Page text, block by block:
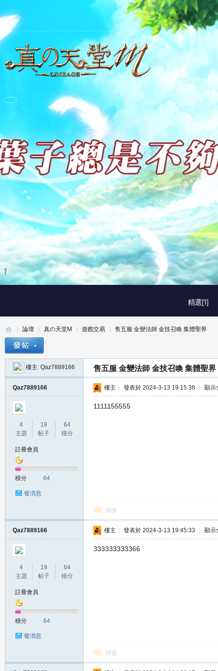
精選[1]
2 / 3
堂
»
論壇
›
真の天堂M
›
遊戲交易
›
售五服 金變法師 金技召喚 集體聖界
樓主: Qaz7889166 售五服 金變法師 金技召喚 集體聖界
Qaz7889166
4
主題
19
帖子
64
積分
註冊會員
積分 64
發消息
樓主 發表於 2024-3-13 19:15:38 顯示
1111155555
回復
Qaz7889166
4
主題
19
帖子
64
積分
註冊會員
積分 64
發消息
樓主 發表於 2024-3-13 19:45:33 顯示
333333333366
回復